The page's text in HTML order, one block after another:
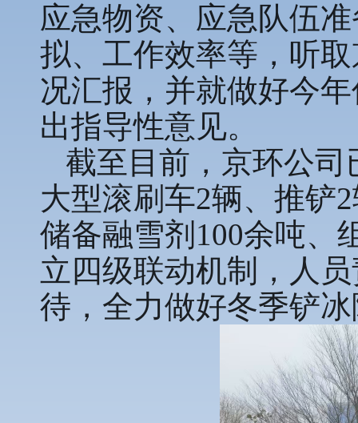
应急物资、应急队伍
拟、工作效率等，听
况汇报，并就做好今
出指导性意见。
截至目前，京环公
大型滚刷车2辆、推铲
储备融雪剂100余吨、
立四级联动机制，人
待，全力做好冬季铲